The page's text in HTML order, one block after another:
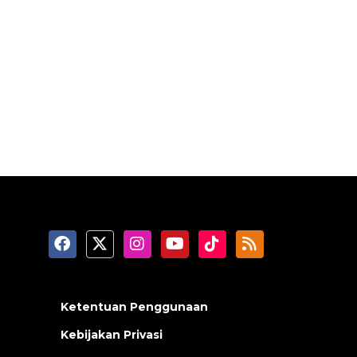
Ketentuan Penggunaan
Kebijakan Privasi